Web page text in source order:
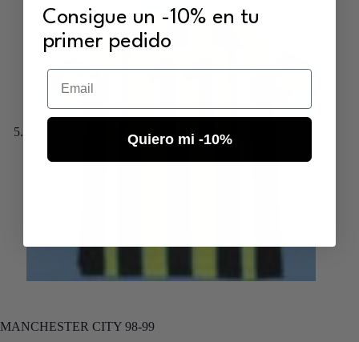
MANCHESTER CITY 98-99
Consigue un -10% en tu
primer pedido
Email
Quiero mi -10%